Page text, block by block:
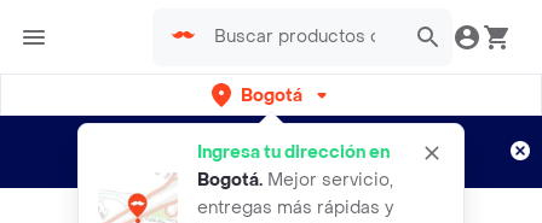
Bogotá
Ingresa tu dirección en
Bogotá. Mejor servicio,
entregas más rápidas y
envíos gratis por semanas
Aplican TyC